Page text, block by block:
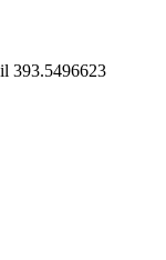
393.5496623